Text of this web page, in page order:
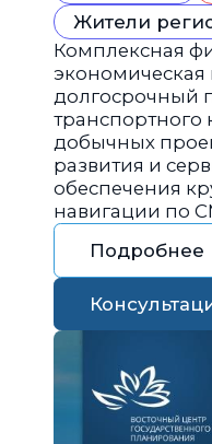
Жители
Комплексная
долгосрочный
добычных
развития и
обеспечения
навигации по
Подробнее